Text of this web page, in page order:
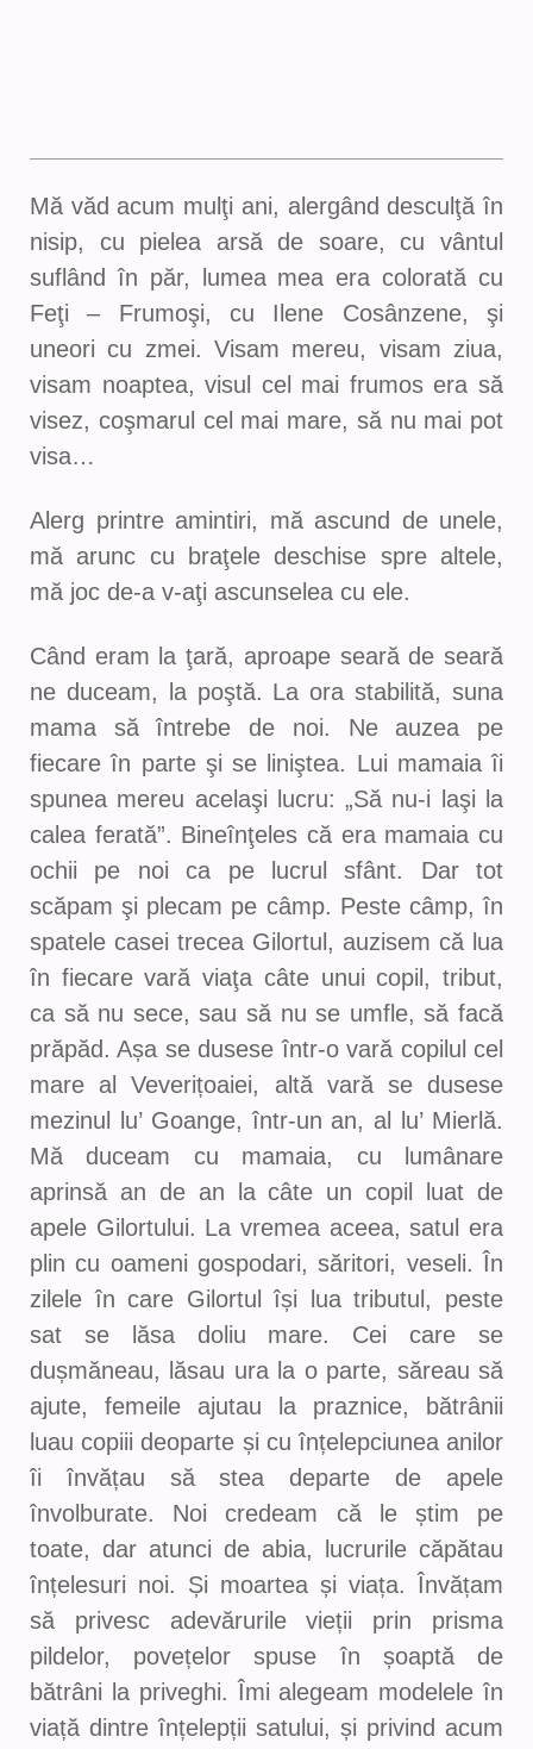
Mă văd acum mulţi ani, alergând desculţă în
nisip, cu pielea arsă de soare, cu vântul
suflând în păr, lumea mea era colorată cu
Feţi – Frumoşi, cu Ilene Cosânzene, şi
uneori cu zmei. Visam mereu, visam ziua,
visam noaptea, visul cel mai frumos era să
visez, coşmarul cel mai mare, să nu mai pot
visa…
Alerg printre amintiri, mă ascund de unele,
mă arunc cu braţele deschise spre altele,
mă joc de-a v-aţi ascunselea cu ele.
Când eram la ţară, aproape seară de seară
ne duceam, la poştă. La ora stabilită, suna
mama să întrebe de noi. Ne auzea pe
fiecare în parte şi se liniştea. Lui mamaia îi
spunea mereu acelaşi lucru: „Să nu-i laşi la
calea ferată”. Bineînţeles că era mamaia cu
ochii pe noi ca pe lucrul sfânt. Dar tot
scăpam şi plecam pe câmp. Peste câmp, în
spatele casei trecea Gilortul, auzisem că lua
în fiecare vară viaţa câte unui copil, tribut,
ca să nu sece, sau să nu se umfle, să facă
prăpăd. Așa se dusese într-o vară copilul cel
mare al Veverițoaiei, altă vară se dusese
mezinul lu’ Goange, într-un an, al lu’ Mierlă.
Mă duceam cu mamaia, cu lumânare
aprinsă an de an la câte un copil luat de
apele Gilortului. La vremea aceea, satul era
plin cu oameni gospodari, săritori, veseli. În
zilele în care Gilortul își lua tributul, peste
sat se lăsa doliu mare. Cei care se
dușmăneau, lăsau ura la o parte, săreau să
ajute, femeile ajutau la praznice, bătrânii
luau copiii deoparte și cu înțelepciunea anilor
îi învățau să stea departe de apele
învolburate. Noi credeam că le știm pe
toate, dar atunci de abia, lucrurile căpătau
înțelesuri noi. Și moartea și viața. Învățam
să privesc adevărurile vieții prin prisma
pildelor, povețelor spuse în șoaptă de
bătrâni la priveghi. Îmi alegeam modelele în
viață dintre înțelepții satului, și privind acum